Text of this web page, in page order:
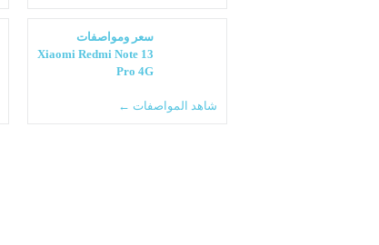
سعر ومواصفات
Xiaomi Redmi Note 13
Pro 4G
شاهد المواصفات ←